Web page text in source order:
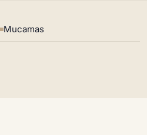
Mucamas